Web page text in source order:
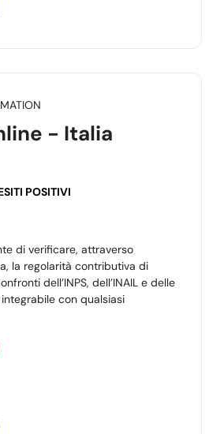
- Italia
POSITIVI
di verificare, attraverso
la regolarità contributiva di
dell’INPS, dell’INAIL e delle
con qualsiasi